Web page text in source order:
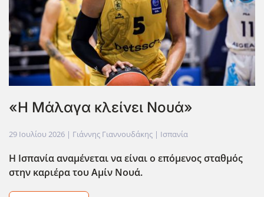
«Η Μάλαγα κλείνει Νουά»
29 Ιουλίου 2026 | Γιάννης Γιαννουδάκης | Ισπανία
Η Ισπανία αναμένεται να είναι ο επόμενος σταθμός
στην καριέρα του Αμίν Νουά.